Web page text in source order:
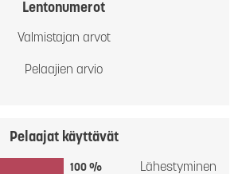
Lentonumerot
Valmistajan arvot
Pelaajien arvio
Pelaajat käyttävät
100 % Lähestyminen